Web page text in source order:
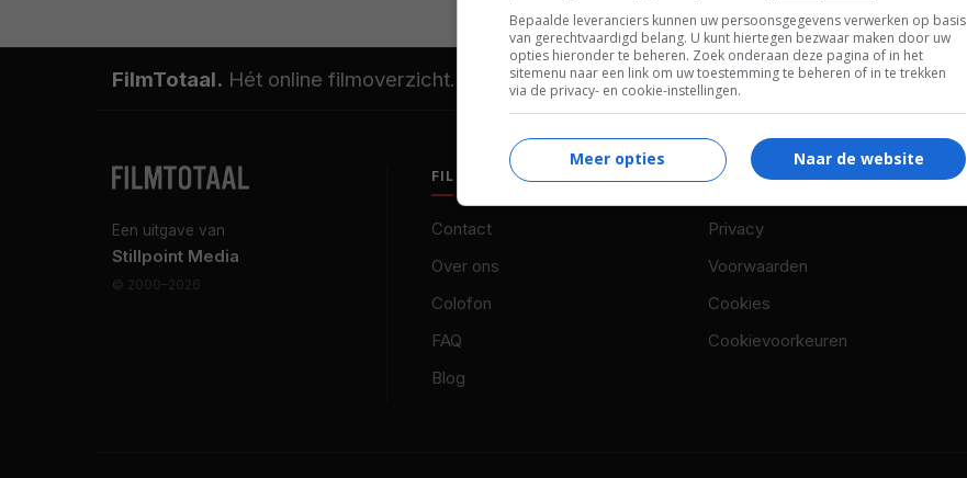
FilmTotaal. Hét online filmoverzicht.
Een uitgave van
Stillpoint Media
© 2000–2026
FILMTOTAAL
Contact
Over ons
Colofon
FAQ
Blog
BELEID
Privacy
Voorwaarden
Cookies
Cookievoorkeuren
Bepaalde leveranciers kunnen uw persoonsgegevens verwerken op basis
van gerechtvaardigd belang. U kunt hiertegen bezwaar maken door uw
opties hieronder te beheren. Zoek onderaan deze pagina of in het
sitemenu naar een link om uw toestemming te beheren of in te trekken
via de privacy- en cookie-instellingen.
Naar de website
Meer opties